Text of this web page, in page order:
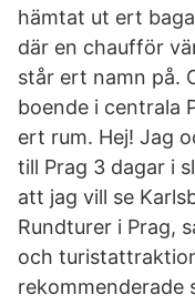
hämtat ut ert
där en chaufför
står ert namn på.
boende i centrala
ert rum. Hej! Jag
till Prag 3 dagar i
att jag vill se
Rundturer i Prag,
och
rekommenderade